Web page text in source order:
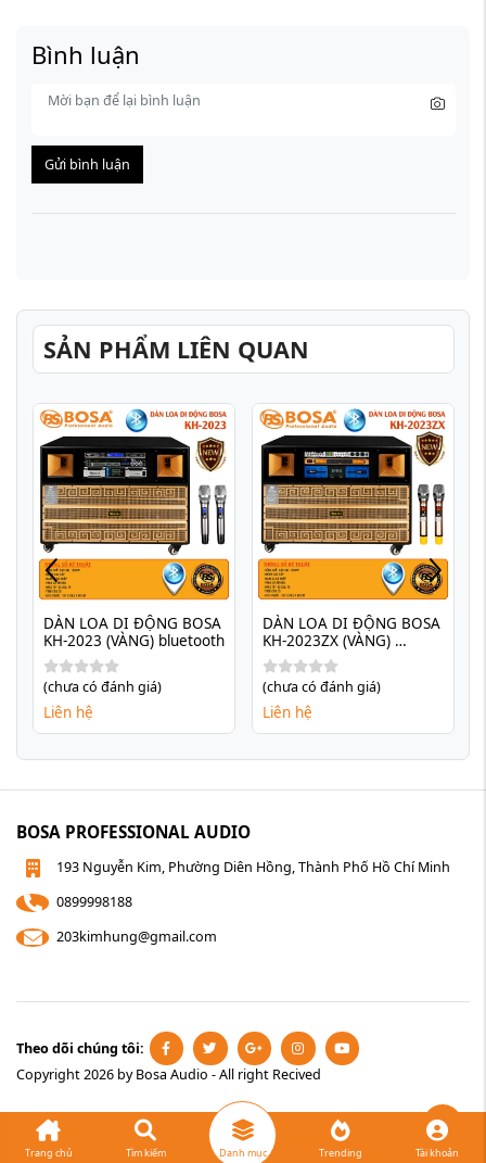
Bình luận
Gửi bình luận
SẢN PHẨM LIÊN QUAN
DÀN LOA DI ĐỘNG BOSA
KH-2023 (VÀNG) bluetooth
(chưa có đánh giá)
Liên hệ
DÀN LOA DI ĐỘNG BOSA
KH-2023ZX (VÀNG)
bluetooth
(chưa có đánh giá)
Liên hệ
BOSA PROFESSIONAL AUDIO
193 Nguyễn Kim, Phường Diên Hồng, Thành Phố Hồ Chí Minh
0899998188
203kimhung@gmail.com
Theo dõi chúng tôi:
Copyright 2026 by Bosa Audio - All right Recived
Trang chủ Tìm kiếm Danh mục Trending Tài khoản